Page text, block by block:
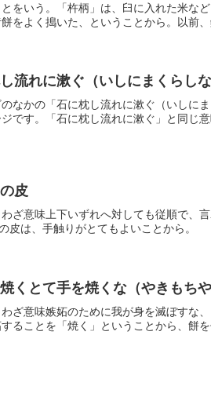
をいう。「杵柄」は、臼に入れた米な
をよく搗いた、ということから。以前
流れに漱ぐ（いしにまくらし
のなかの「石に枕し流れに漱ぐ（いしに
ジです。「石に枕し流れに漱ぐ」と同じ
皮
ざ意味上下いずれへ対しても従順で、
皮は、手触りがとてもよいことから。
くとて手を焼くな（やきもち
ざ意味嫉妬のために我が身を滅ぼすな
ることを「焼く」ということから、餅を